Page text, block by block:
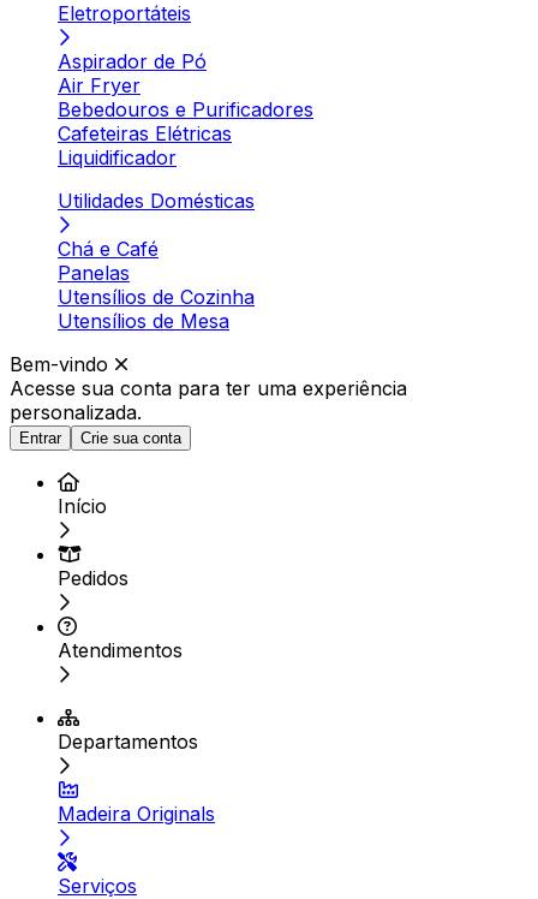
Eletroportáteis
Aspirador de Pó
Air Fryer
Bebedouros e Purificadores
Cafeteiras Elétricas
Liquidificador
Utilidades Domésticas
Chá e Café
Panelas
Utensílios de Cozinha
Utensílios de Mesa
Bem-vindo
Acesse sua conta para ter uma experiência
personalizada.
Entrar Crie sua conta
Início
Pedidos
Atendimentos
Departamentos
Madeira Originals
Serviços